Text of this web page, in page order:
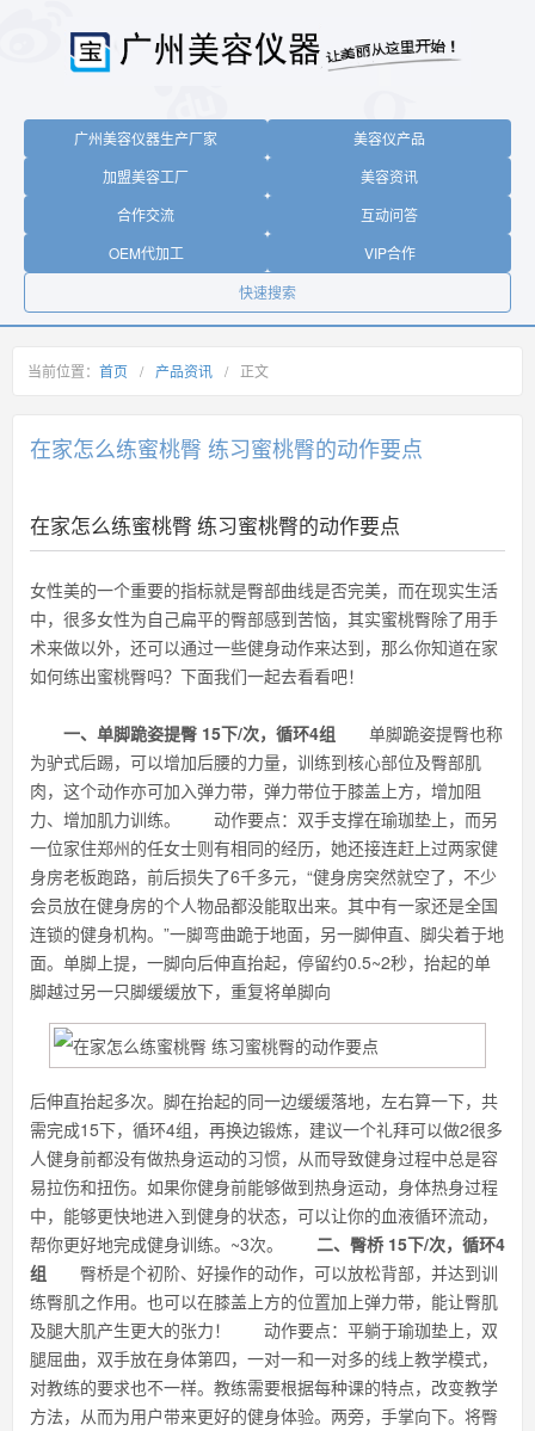
广州美容仪器生产厂家
美容仪产品
加盟美容工厂
美容资讯
合作交流
互动问答
OEM代加工
VIP合作
快速搜索
当前位置： 首页 / 产品资讯 / 正文
在家怎么练蜜桃臀 练习蜜桃臀的动作要点
在家怎么练蜜桃臀 练习蜜桃臀的动作要点
女性美的一个重要的指标就是臀部曲线是否完美，而在现实生活
中，很多女性为自己扁平的臀部感到苦恼，其实蜜桃臀除了用手
术来做以外，还可以通过一些健身动作来达到，那么你知道在家
如何练出蜜桃臀吗？下面我们一起去看看吧！
一、单脚跪姿提臀 15下/次，循环4组 单脚跪姿提臀也称
为驴式后踢，可以增加后腰的力量，训练到核心部位及臀部肌
肉，这个动作亦可加入弹力带，弹力带位于膝盖上方，增加阻
力、增加肌力训练。 动作要点：双手支撑在瑜珈垫上，而另
一位家住郑州的任女士则有相同的经历，她还接连赶上过两家健
身房老板跑路，前后损失了6千多元，“健身房突然就空了，不少
会员放在健身房的个人物品都没能取出来。其中有一家还是全国
连锁的健身机构。”一脚弯曲跪于地面，另一脚伸直、脚尖着于地
面。单脚上提，一脚向后伸直抬起，停留约0.5~2秒，抬起的单
脚越过另一只脚缓缓放下，重复将单脚向
后伸直抬起多次。脚在抬起的同一边缓缓落地，左右算一下，共
需完成15下，循环4组，再换边锻炼，建议一个礼拜可以做2很多
人健身前都没有做热身运动的习惯，从而导致健身过程中总是容
易拉伤和扭伤。如果你健身前能够做到热身运动，身体热身过程
中，能够更快地进入到健身的状态，可以让你的血液循环流动，
帮你更好地完成健身训练。~3次。 二、臀桥 15下/次，循环4
组 臀桥是个初阶、好操作的动作，可以放松背部，并达到训
练臀肌之作用。也可以在膝盖上方的位置加上弹力带，能让臀肌
及腿大肌产生更大的张力！ 动作要点：平躺于瑜珈垫上，双
腿屈曲，双手放在身体第四，一对一和一对多的线上教学模式，
对教练的要求也不一样。教练需要根据每种课的特点，改变教学
方法，从而为用户带来更好的健身体验。两旁，手掌向下。将臀